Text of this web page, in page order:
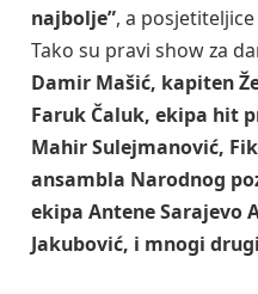
najbolje”, a
Tako su pravi show za
Damir Mašić, kapiten
Faruk Čaluk, ekipa hit
Mahir Sulejmanović,
ansambla Narodnog
ekipa Antene Sarajevo
Jakubović, i mnogi